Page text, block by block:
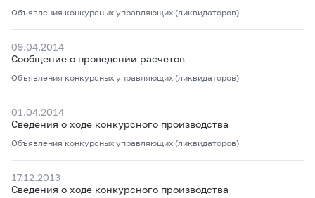
Объявления конкурсных управляющих (ликвидаторов)
09.04.2014
Сообщение о проведении расчетов
Объявления конкурсных управляющих (ликвидаторов)
01.04.2014
Сведения о ходе конкурсного производства
Объявления конкурсных управляющих (ликвидаторов)
17.12.2013
Сведения о ходе конкурсного производства